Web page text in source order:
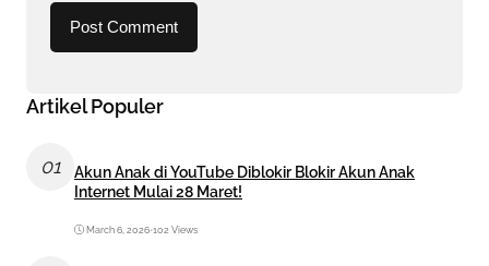
Artikel Populer
01
Akun Anak di YouTube Diblokir Blokir Akun Anak
Internet Mulai 28 Maret!
March 6, 2026•102 Views